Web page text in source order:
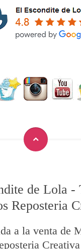
de Lola -
Reposteria
a la venta de
Creativa